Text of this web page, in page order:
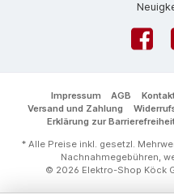
Facebook
Impressum AGB
Versand und Zahlung
Erklärung zur
* Alle Preise inkl. gesetzl.
Nachnahmegebühren,
© 2026 Elektro-Shop Köck